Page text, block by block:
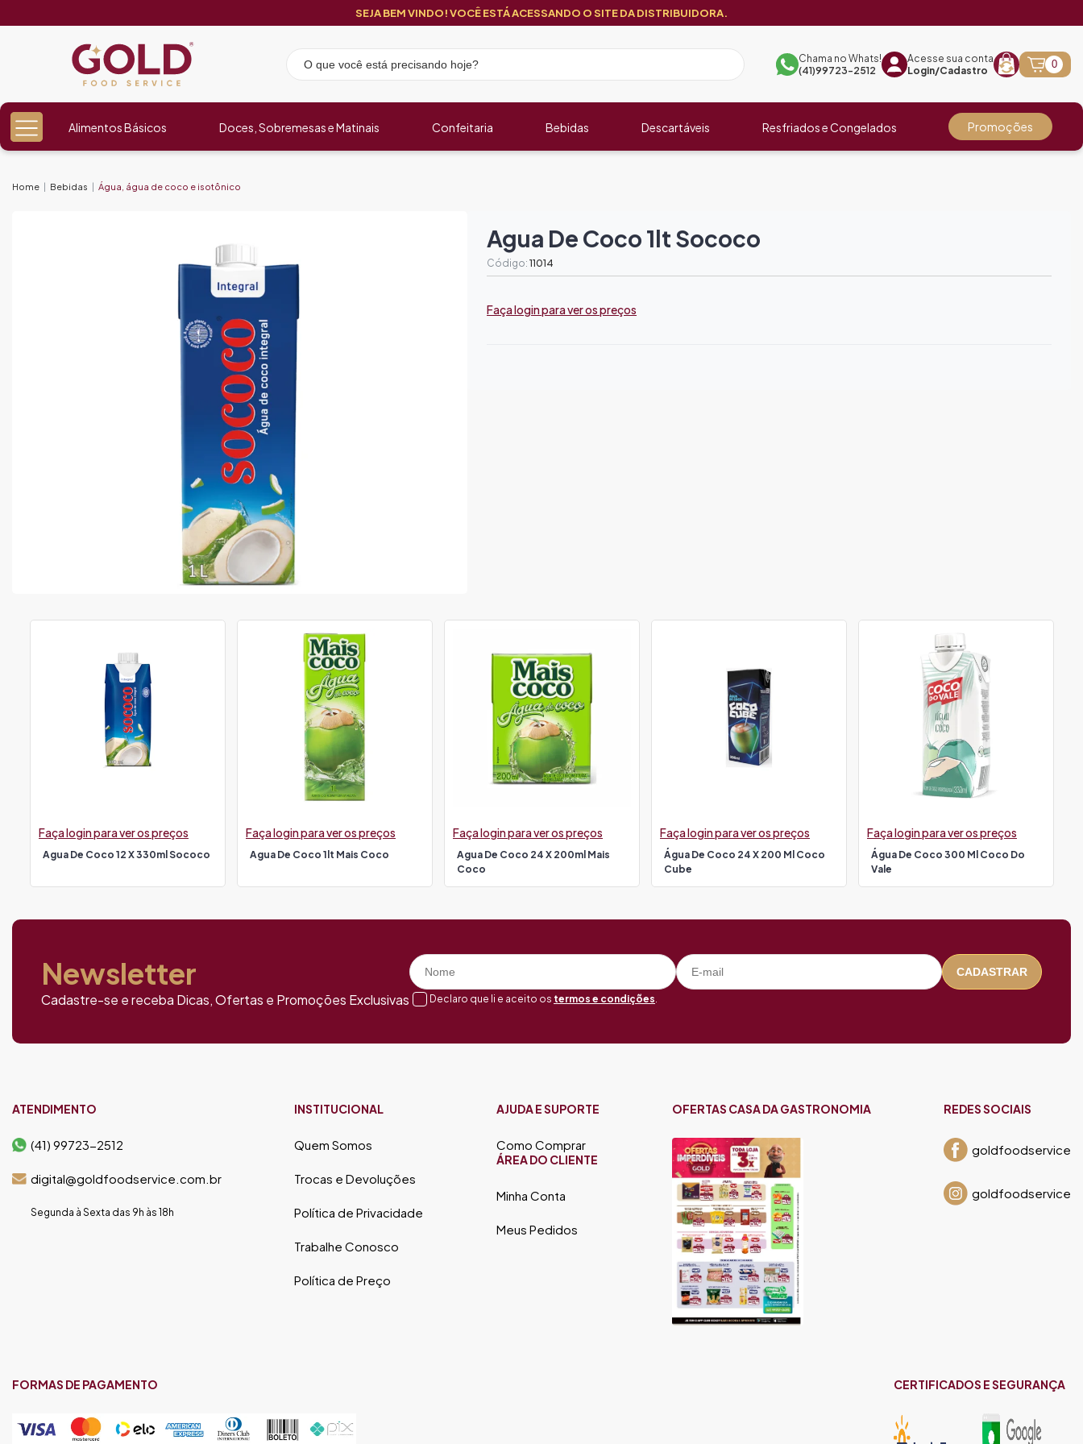
SEJA BEM VINDO! VOCÊ ESTÁ ACESSANDO O SITE DA DISTRIBUIDORA.
Chama no Whats!
(41)99723-2512
Acesse sua conta
Login/Cadastro
0
Alimentos Básicos Doces, Sobremesas e Matinais Confeitaria Bebidas Descartáveis Resfriados e Congelados Promoções
Home Bebidas Água, água de coco e isotônico
Agua De Coco 1lt Sococo
Código: 11014
Faça login para ver os preços
Agua De Coco 12 X 330ml Sococo
Faça login para ver os preços
Agua De Coco 1lt Mais Coco
Faça login para ver os preços
Agua De Coco 24 X 200ml Mais
Coco
Faça login para ver os preços
Água De Coco 24 X 200 Ml Coco
Cube
Faça login para ver os preços
Água De Coco 300 Ml Coco Do
Vale
Faça login para ver os preços
Newsletter
Cadastre-se e receba Dicas, Ofertas e Promoções Exclusivas
CADASTRAR
Declaro que li e aceito os termos e condições.
ATENDIMENTO
(41) 99723-2512
digital@goldfoodservice.com.br
Segunda à Sexta das 9h às 18h
INSTITUCIONAL
Quem Somos
Trocas e Devoluções
Política de Privacidade
Trabalhe Conosco
Política de Preço
AJUDA E SUPORTE
Como Comprar
ÁREA DO CLIENTE
Minha Conta
Meus Pedidos
OFERTAS CASA DA GASTRONOMIA REDES SOCIAIS
goldfoodservice
goldfoodservice
FORMAS DE PAGAMENTO CERTIFICADOS E SEGURANÇA